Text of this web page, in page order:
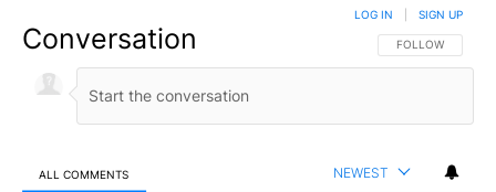
Conversation FOLLOW THIS
FOLLOW
LOG IN SIGN UP
ALL COMMENTS NEWEST